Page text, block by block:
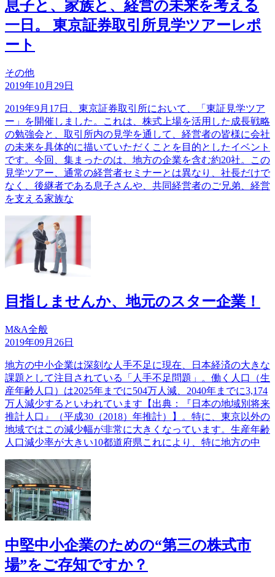
息子と、家族と、経営の未来を考える
一日。 東京証券取引所見学ツアーレポ
ート
その他
2019年10月29日
2019年9月17日、東京証券取引所において、「東証見学ツア
ー」を開催しました。これは、株式上場を活用した成長戦略
の勉強会と、取引所内の見学を通して、経営者の皆様に会社
の未来を具体的に描いていただくことを目的としたイベント
です。今回、集まったのは、地方の企業を含む約20社。この
見学ツアー、通常の経営者セミナーとは異なり、社長だけで
なく、後継者である息子さんや、共同経営者のご兄弟、経営
を支える家族な
目指しませんか、地元のスター企業！
M&A全般
2019年09月26日
地方の中小企業は深刻な人手不足に現在、日本経済の大きな
課題として注目されている「人手不足問題」。働く人口（生
産年齢人口）は2025年までに504万人減、2040年までに3,174
万人減少するといわれています【出典：『日本の地域別将来
推計人口』（平成30（2018）年推計）】。特に、東京以外の
地域ではこの減少幅が非常に大きくなっています。生産年齢
人口減少率が大きい10都道府県これにより、特に地方の中
中堅中小企業のための“第三の株式市
場”をご存知ですか？